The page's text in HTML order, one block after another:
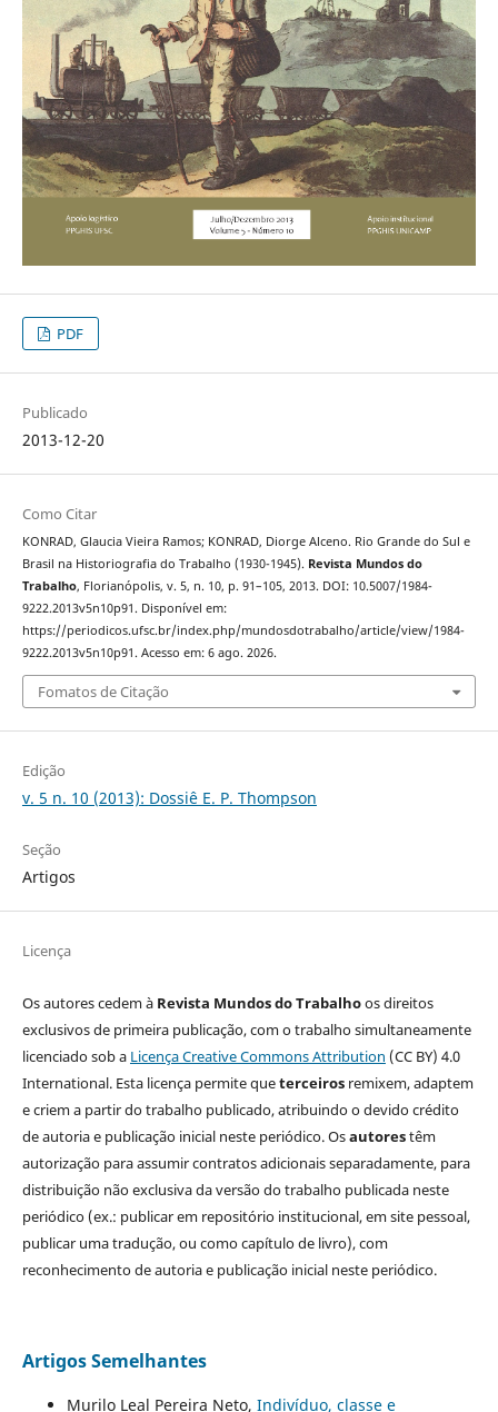
PDF
Publicado
2013-12-20
Como Citar
KONRAD, Glaucia Vieira Ramos; KONRAD, Diorge Alceno. Rio Grande do Sul e
Brasil na Historiografia do Trabalho (1930-1945). Revista Mundos do
Trabalho, Florianópolis, v. 5, n. 10, p. 91–105, 2013. DOI: 10.5007/1984-
9222.2013v5n10p91. Disponível em:
https://periodicos.ufsc.br/index.php/mundosdotrabalho/article/view/1984-
9222.2013v5n10p91. Acesso em: 6 ago. 2026.
Fomatos de Citação
Edição
v. 5 n. 10 (2013): Dossiê E. P. Thompson
Seção
Artigos
Licença
Os autores cedem à Revista Mundos do Trabalhoos direitos
exclusivos de primeira publicação, com o trabalho simultaneamente
licenciado sob a Licença Creative Commons Attribution (CC BY) 4.0
International. Esta licença permite queterceirosremixem, adaptem
e criem a partir do trabalho publicado, atribuindo o devido crédito
de autoria e publicação inicial neste periódico. Osautorestêm
autorização para assumir contratos adicionais separadamente, para
distribuição não exclusiva da versão do trabalho publicada neste
periódico (ex.: publicar em repositório institucional, em site pessoal,
publicar uma tradução, ou como capítulo de livro), com
reconhecimento de autoria e publicação inicial neste periódico.
Artigos Semelhantes
Murilo Leal Pereira Neto, Indivíduo, classe e